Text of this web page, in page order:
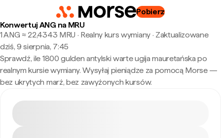
Pobierz
Konwertuj ANG na MRU
1 ANG ≈ 22,4343 MRU · Realny kurs wymiany· Zaktualizowane
dziś, 9 sierpnia, 7:45
Sprawdź, ile 1800 gulden antylski warte ugija mauretańska po
realnym kursie wymiany. Wysyłaj pieniądze za pomocą Morse —
bez ukrytych marż, bez zawyżonych kursów.